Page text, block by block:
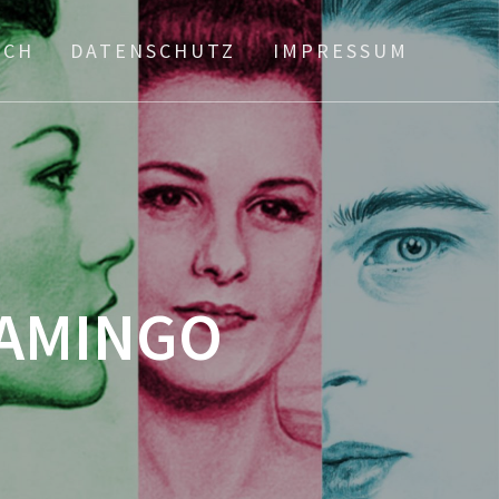
DATENSCHUTZ IMPRESSUM